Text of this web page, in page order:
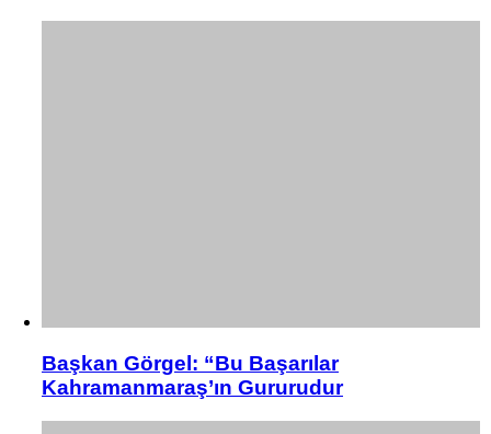
Başkan Görgel: “Bu Başarılar
Kahramanmaraş’ın Gururudur